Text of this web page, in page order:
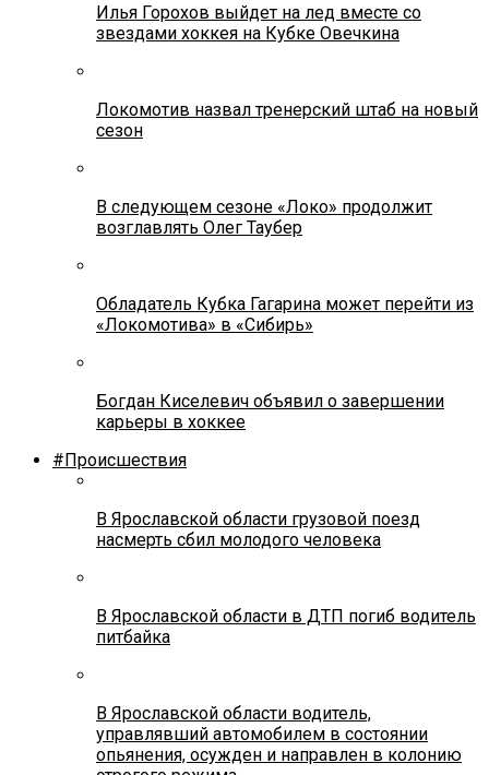
Илья Горохов выйдет на лед вместе со
звездами хоккея на Кубке Овечкина
Локомотив назвал тренерский штаб на новый
сезон
В следующем сезоне «Локо» продолжит
возглавлять Олег Таубер
Обладатель Кубка Гагарина может перейти из
«Локомотива» в «Сибирь»
Богдан Киселевич объявил о завершении
карьеры в хоккее
#Происшествия
В Ярославской области грузовой поезд
насмерть сбил молодого человека
В Ярославской области в ДТП погиб водитель
питбайка
В Ярославской области водитель,
управлявший автомобилем в состоянии
опьянения, осужден и направлен в колонию